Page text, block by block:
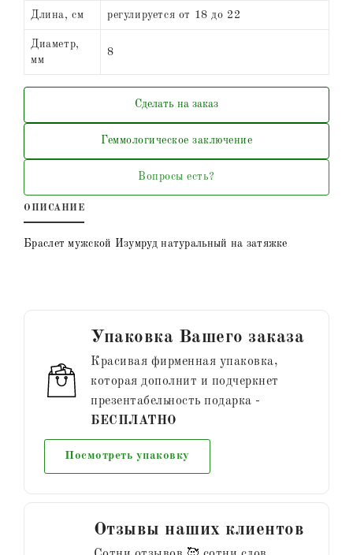
Длина, см регулируется от 18 до 22
Диаметр,
мм
8
Сделать на заказ
Геммологическое заключение
Вопросы есть?
ОПИСАНИЕ
Браслет мужской Изумруд натуральный на затяжке
Упаковка Вашего заказа
Красивая фирменная упаковка,
которая дополнит и подчеркнет
презентабельность подарка -
БЕСПЛАТНО
Посмотреть упаковку
Отзывы наших клиентов